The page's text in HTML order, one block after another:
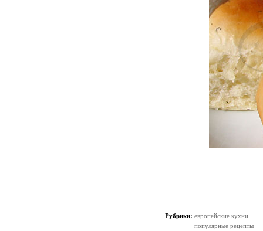
Рубрики: европейские кухни
популярные рецепты